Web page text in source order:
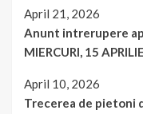
April 21, 2026
Anunt intrerupere
MIERCURI, 15
April 10, 2026
Trecerea de pietoni